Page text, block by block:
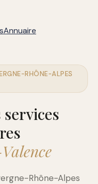
Annuaire
RHÔNE-ALPES
Rhône-Alpes